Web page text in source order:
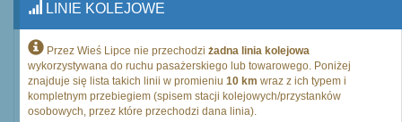
LINIE KOLEJOWE
Przez Wieś Lipce nie przechodzi żadna linia kolejowa
wykorzystywana do ruchu pasażerskiego lub towarowego. Poniżej
znajduje się lista takich linii w promieniu 10 km wraz z ich typem i
kompletnym przebiegiem (spisem stacji kolejowych/przystanków
osobowych, przez które przechodzi dana linia).